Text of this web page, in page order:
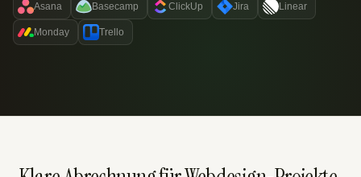
Asana Basecamp ClickUp Jira Linear
Monday Trello